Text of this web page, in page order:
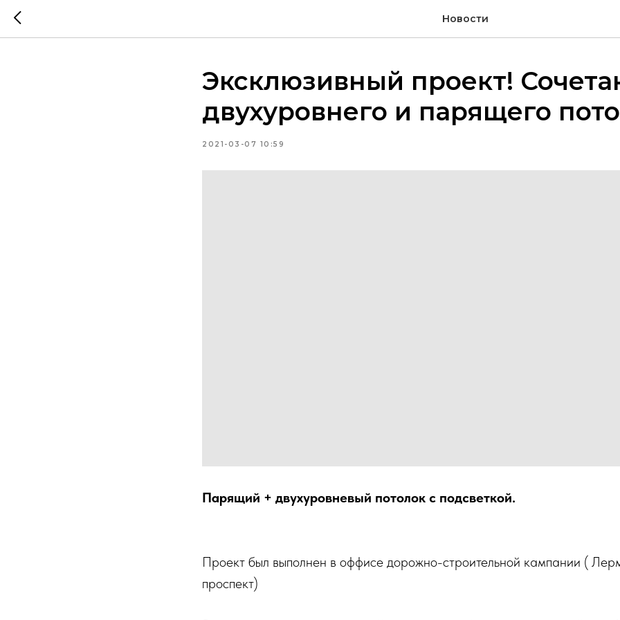
Новости
Эксклюзивный проект!
двухуровнего и парящего
2021-03-07 10:59
Парящий + двухуровневый потолок с подсветкой.
Проект был выполнен в оффисе дорожно-строительной кампании (
проспект)